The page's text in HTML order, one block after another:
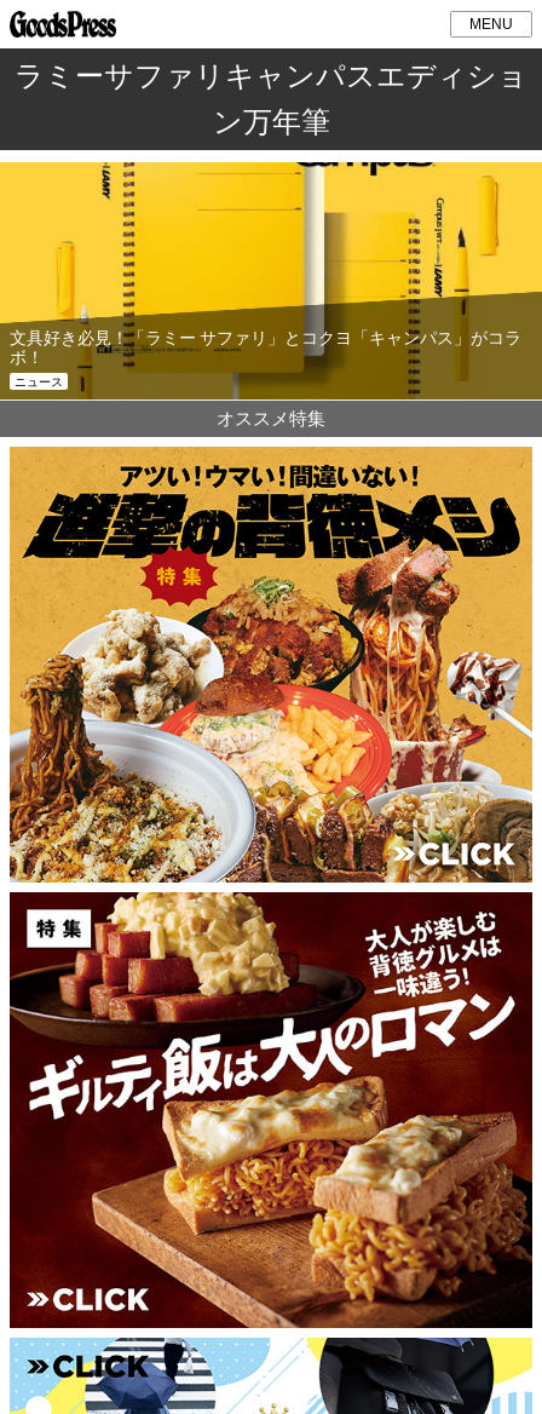
MENU
ラミーサファリキャンパスエディショ
ン万年筆
文具好き必見！「ラミー サファリ」とコクヨ「キャンパス」がコラ
ボ！
ニュース
オススメ特集